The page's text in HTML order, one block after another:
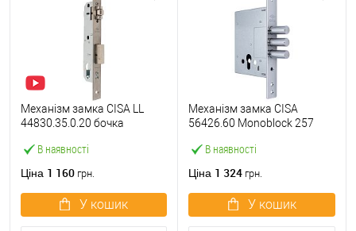
В наявності
Механізм замка CISA LL
44830.35.0.20 бочка
нержавіюча сталь
Ціна 1 160 грн.
У кошик
В наявності
Механізм замка CISA
56426.60 Monoblock 257
Ціна 1 324 грн.
У кошик